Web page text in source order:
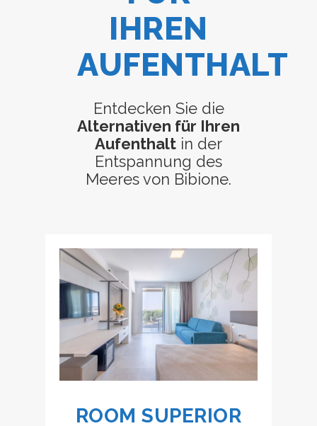
IHREN
AUFENTHALT
Entdecken Sie die
Alternativen für Ihren
Aufenthalt in der
Entspannung des
Meeres von Bibione.
ROOM SUPERIOR